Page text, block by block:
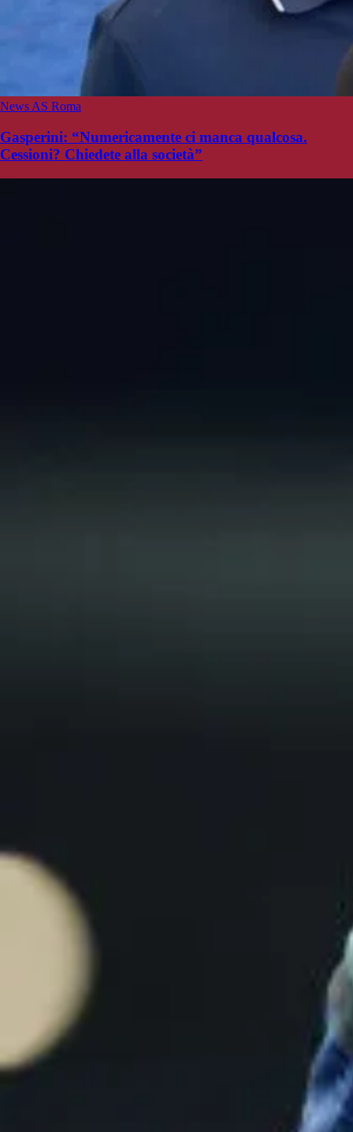
News AS Roma
Gasperini: “Numericamente ci manca qualcosa.
Cessioni? Chiedete alla società”